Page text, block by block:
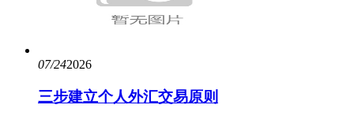
07/242026
三步建立个人外汇交易原则